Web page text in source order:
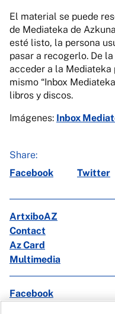
El material se puede
de Mediateka de
esté listo, la persona
pasar a recogerlo. De
acceder a la Mediateka
mismo “Inbox
libros y discos.
Imágenes: Inbox
Share:
Facebook
Twitter
ArtxiboAZ
Contact
Az Card
Multimedia
Facebook